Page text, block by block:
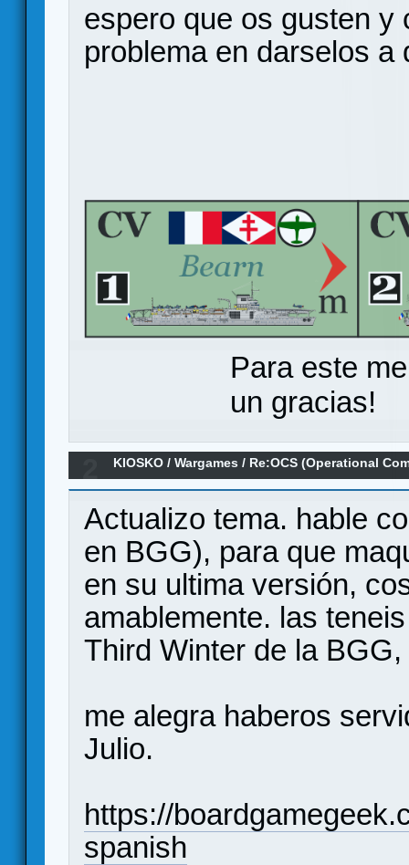
espero que os gusten y
problema en darselos a
Para este
un gracias!
KIOSKO /Wargames / Re:OCS (Operational
jugadores.- Material en español
Actualizo tema. hable
en BGG), para que
en su ultima versión,
amablemente. las
Third Winter de la
me alegra haberos
Julio.
https://
spanish